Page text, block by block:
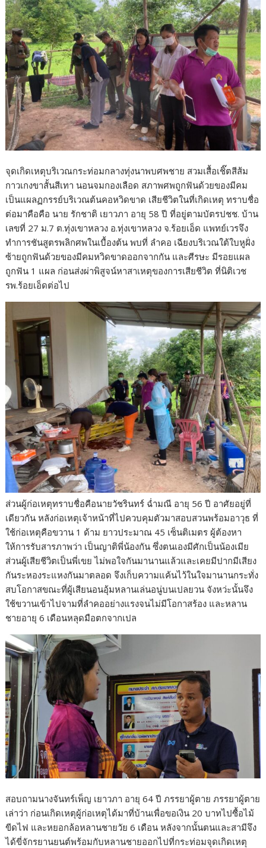
จุดเกิดเหตุบริเวณกระท่อมกลางทุ่งนาพบศพชาย สวมเสื้อเชิ๊ตสีส้ม
กาวเกงขาสั้นสีเทา นอนจมกองเลือด สภาพศพถูกฟันด้วยของมีคม
เป็นแผลฏกรรย์บริเวณต้นคอหวิดขาด เสียชีวิตในที่เกิดเหตุ ทราบชื่อ
ต่อมาคือคือ นาย รักชาติ เยาวภา อายุ 58 ปี ที่อยู่ตามบัตรปชช. บ้าน
เลขที่ 27 ม.7 ต.ทุ่งเขาหลวง อ.ทุ่งเขาหลวง จ.ร้อยเอ็ด แพทย์เวรจึง
ทำการชันสูตรพลิกศพในเบื้องต้น พบที่ ลำคอ เฉียงบริเวณใต้ใบหูฝั่ง
ซ้ายถูกฟันด้วยของมีคมหวิดขาดออกจากกัน และศีรษะ มีรอยแผล
ถูกฟัน 1 แผล ก่อนส่งผ่าพิสูจน์หาสาเหตุของการเสียชีวิต ที่นิติเวช
รพ.ร้อยเอ็ดต่อไป
ส่วนผู้ก่อเหตุทราบชื่อคือนายวัชรินทร์ ฉ่ำมณี อายุ 56 ปี อาศัยอยู่ที่
เดียวกัน หลังก่อเหตุเจ้าหน้าที่ไปควบคุมตัวมาสอบสวนพร้อมอาวุธ ที่
ใช้ก่อเหตุคือขวาน 1 ด้าม ยาวประมาณ 45 เซ็นติเมตร ผู้ต้องหา
ให้การรับสารภาพว่า เป็นญาติพี่น้องกัน ซึ่งตนเองมีศักเป็นน้องเมีย
ส่วนผู้เสียชีวิตเป็นพี่เขย ไม่พอใจกันมานานแล้วและเคยมีปากมีเสียง
กันระหองระแหงกันมาตลอด จึงเก็บความแค้นไว้ในใจมานานกระทั่ง
สบโอกาสขณะที่ผู้เสียนอนอุ้มหลานเล่นอนู่บนเปลยวน จังหว่ะนั้นจึง
ใช้ขวานเข้าไปจามที่ลำคออย่างแรงจนไม่มีโอกาสร้อง และหลาน
ชายอายุ 6 เดือนหลุดมือตกจากเปล
สอบถามนางจันทร์เพ็ญ เยาวภา อายุ 64 ปี ภรรยาผู้ตาย ภรรยาผู้ตาย
เล่าว่า ก่อนเกิดเหตุผู้ก่อเหตุได้มาที่บ้านเพื่อขอเงิน 20 บาทไปซื้อไม้
ขีดไฟ และหยอกล้อหลานชายวัย 6 เดือน หลังจากนั้นตนและสามีจึง
ได้ขี่จักรยานยนต์พร้อมกับหลานชายออกไปที่กระท่อมจุดเกิดเหตุ